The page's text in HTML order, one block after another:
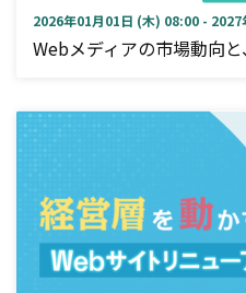
2026年01月01日 (木) 08:00 -
Webメディアの市場動向